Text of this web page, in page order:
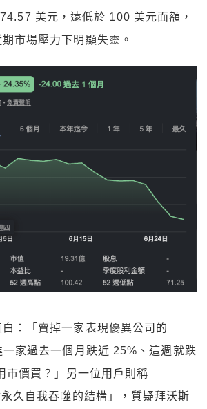
美元，遠低於 100 美元面額，
市場壓力下明顯失靈。
：「賣掉一家表現優異公司的
家過去一個月跌近 25%、這週就跌
市價買？」另一位用戶則稱
久自我吞噬的結構」，質疑拜沃斯